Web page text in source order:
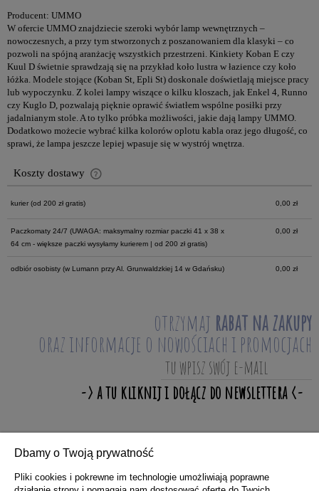
Producent: UMMO
W ofercie UMMO znajdziecie szeroki wybór lamp wewnętrznych –
nowoczesnych, a przy tym stworzonych z poszanowaniem dla klasyki – co
pozwoli na spójną aranżację wszystkich przestrzeni. Kinkiety Koban E czy
Kuul D świetnie sprawdzają się na przykład koło lustra w łazience czy koło
łóżka. Modele stojące (Koban St, Epli St) doskonale doświetlają miejsce pracy
lub wypoczynku. Z kolei lampy wiszące o kilku kloszach, jak Enkel 4, Runno
czy Kuglo D, pozwalają pięknie oprawić światłem wspólne posiłki przy
jadalnianym stole. A to tylko próbka możliwości, jakie dają lampy UMMO.
Dodatkowo możecie wybrać kilka kolorów oplotu kabla oraz jego długość, co
sprawi, że lampa jeszcze lepiej wpasuje się w wystrój wnętrza.
Koszty dostawy
Cena nie zawiera ewentualnych kosztów płatności
kurier (od 200 zł gratis) 0,00 zł
Paczkomaty 24/7 (UWAGA: maksymalny rozmiar paczki 41 x 38 x
64 cm - większe paczki wysyłamy kurierem | od 200 zł gratis)
0,00 zł
odbiór osobisty (w Lumann przy Al. Grunwaldzkiej 14 w Gdańsku) 0,00 zł
otrzymaj rabat na zakupy
oraz informacje o nowościach i promocjach
ZAKUPY
Dbamy o Twoją prywatność
Pliki cookies i pokrewne im technologie umożliwiają poprawne